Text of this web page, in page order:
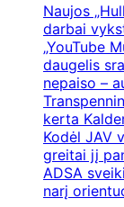
Naujos
darbai
„YouTube
daugelis
nepaiso –
kerta
Kodėl JAV
greitai jį
ADSA
narį